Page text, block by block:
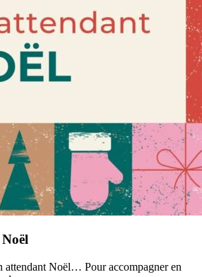
attendant Noël… Pour accompagner en